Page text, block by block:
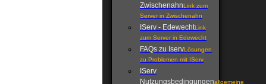
ZwischenahnLink zum
Server in Zwischenahn
IServ - EdewechtLink
zum Server in Edewecht
FAQs zu IservLösungen
zu Problemen mit IServ
IServ
Nutzungsbedingungenallgemeine